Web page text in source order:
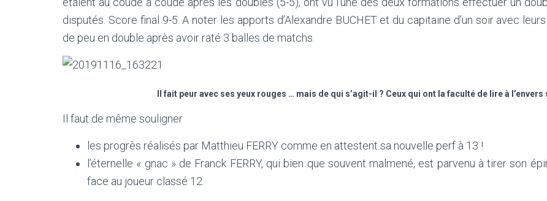
disputés. Score final 9-5. A noter les apports d’Alexandre BUCHET et du capitaine d’un soir avec
de peu en double après avoir raté 3 balles de matchs.
Il fait peur avec ses yeux rouges … mais de qui s’agit-il ? Ceux qui ont la faculté de lire à
Il faut de même souligner
les progrès réalisés par Matthieu FERRY comme en attestent sa nouvelle perf à 13 !
l’éternelle « gnac » de Franck FERRY, qui bien que souvent malmené, est parvenu à tirer son
face au joueur classé 12.